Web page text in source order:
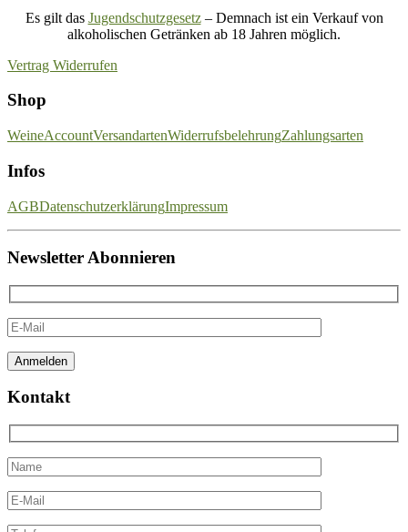
Es gilt das Jugendschutzgesetz– Demnach ist ein Verkauf von
alkoholischen Getränken ab 18 Jahren möglich.
Vertrag Widerrufen
Shop
WeineAccountVersandartenWiderrufsbelehrungZahlungsarten
Infos
AGBDatenschutzerklärungImpressum
Newsletter Abonnieren
Kontakt